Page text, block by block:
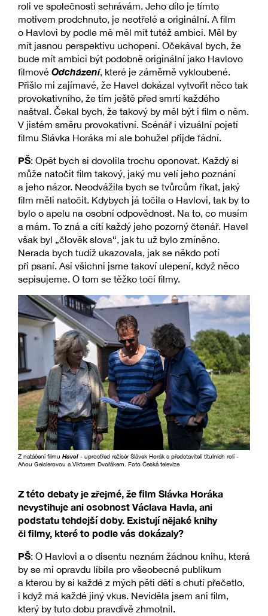
roli ve společnosti sehrávám. Jeho dílo je tímto
motivem prodchnuto, je neotřelé a originální. A film
o Havlovi by podle mě měl mít tutéž ambici. Měl by
mít jasnou perspektivu uchopení. Očekával bych, že
bude mít ambici být podobně originální jako Havlovo
filmové Odcházení, které je záměrně vykloubené.
Přišlo mi zajímavé, že Havel dokázal vytvořit něco tak
provokativního, že tím ještě před smrtí každého
naštval. Čekal bych, že takový by měl být i film o něm.
V jistém směru provokativní. Scénář i vizuální pojetí
filmu Slávka Horáka mi ale bohužel přijde fádní.
PŠ: Opět bych si dovolila trochu oponovat. Každý si
může natočit film takový, jaký mu velí jeho poznání
a jeho názor. Neodvážila bych se tvůrcům říkat, jaký
film měli natočit. Kdybych já točila o Havlovi, tak by to
bylo o apelu na osobní odpovědnost. Na to, co musím
a mám. To zná a cítí každý jeho pozorný čtenář. Havel
však byl „člověk slova“, jak tu už bylo zmíněno.
Nerada bych tudíž ukazovala, jak se někdo potí
při psaní. Asi všichni jsme takoví ulepení, když něco
sepisujeme. O tom se těžko točí filmy.
Z natáčení filmu Havel - uprostřed režisér Slávek Horák s představiteli titulních rolí -
Aňou Geislerovou a Viktorem Dvořákem. Foto Česká televize
Z této debaty je zřejmé, že film Slávka Horáka
nevystihuje ani osobnost Václava Havla, ani
podstatu tehdejší doby. Existují nějaké knihy
či filmy, které to podle vás dokázaly?
PŠ: O Havlovi a o disentu neznám žádnou knihu, která
by se mi opravdu líbila pro všeobecné publikum
a kterou by si každé z mých pěti dětí s chutí přečetlo,
i když má každé jiný vkus. Neviděla jsem ani film,
který by tuto dobu pravdivě zhmotnil.